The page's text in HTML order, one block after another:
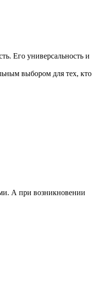
Его универсальность и
выбором для тех, кто
А при возникновении